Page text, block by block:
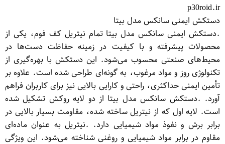
p30roid.ir
دستکش ایمنی سانکس مدل بیتا
.دستکش ایمنی سانکس مدل بیتا تمام نیتریل کف فوم، یکی از
محصولات پیشرفته و با کیفیت در زمینه حفاظت دست‌ها در
محیط‌های صنعتی محسوب می‌شود. این دستکش با بهره‌گیری از
تکنولوژی روز و مواد مرغوب، به گونه‌ای طراحی شده است. علاوه بر
تأمین ایمنی حداکثری، راحتی و کارایی بالایی نیز برای کاربران فراهم
آورد. .دستکش سانکس مدل بیتا از دو لایه روکش تشکیل شده
است. لایه اول که از نیتریل ساخته شده، مقاومت بسیار بالایی در
برابر برش و نفوذ مواد شیمیایی دارد. .نیتریل به عنوان ماده‌ای
مقاوم در برابر مواد شیمیایی و روغنی شناخته می‌شود. این ویژگی